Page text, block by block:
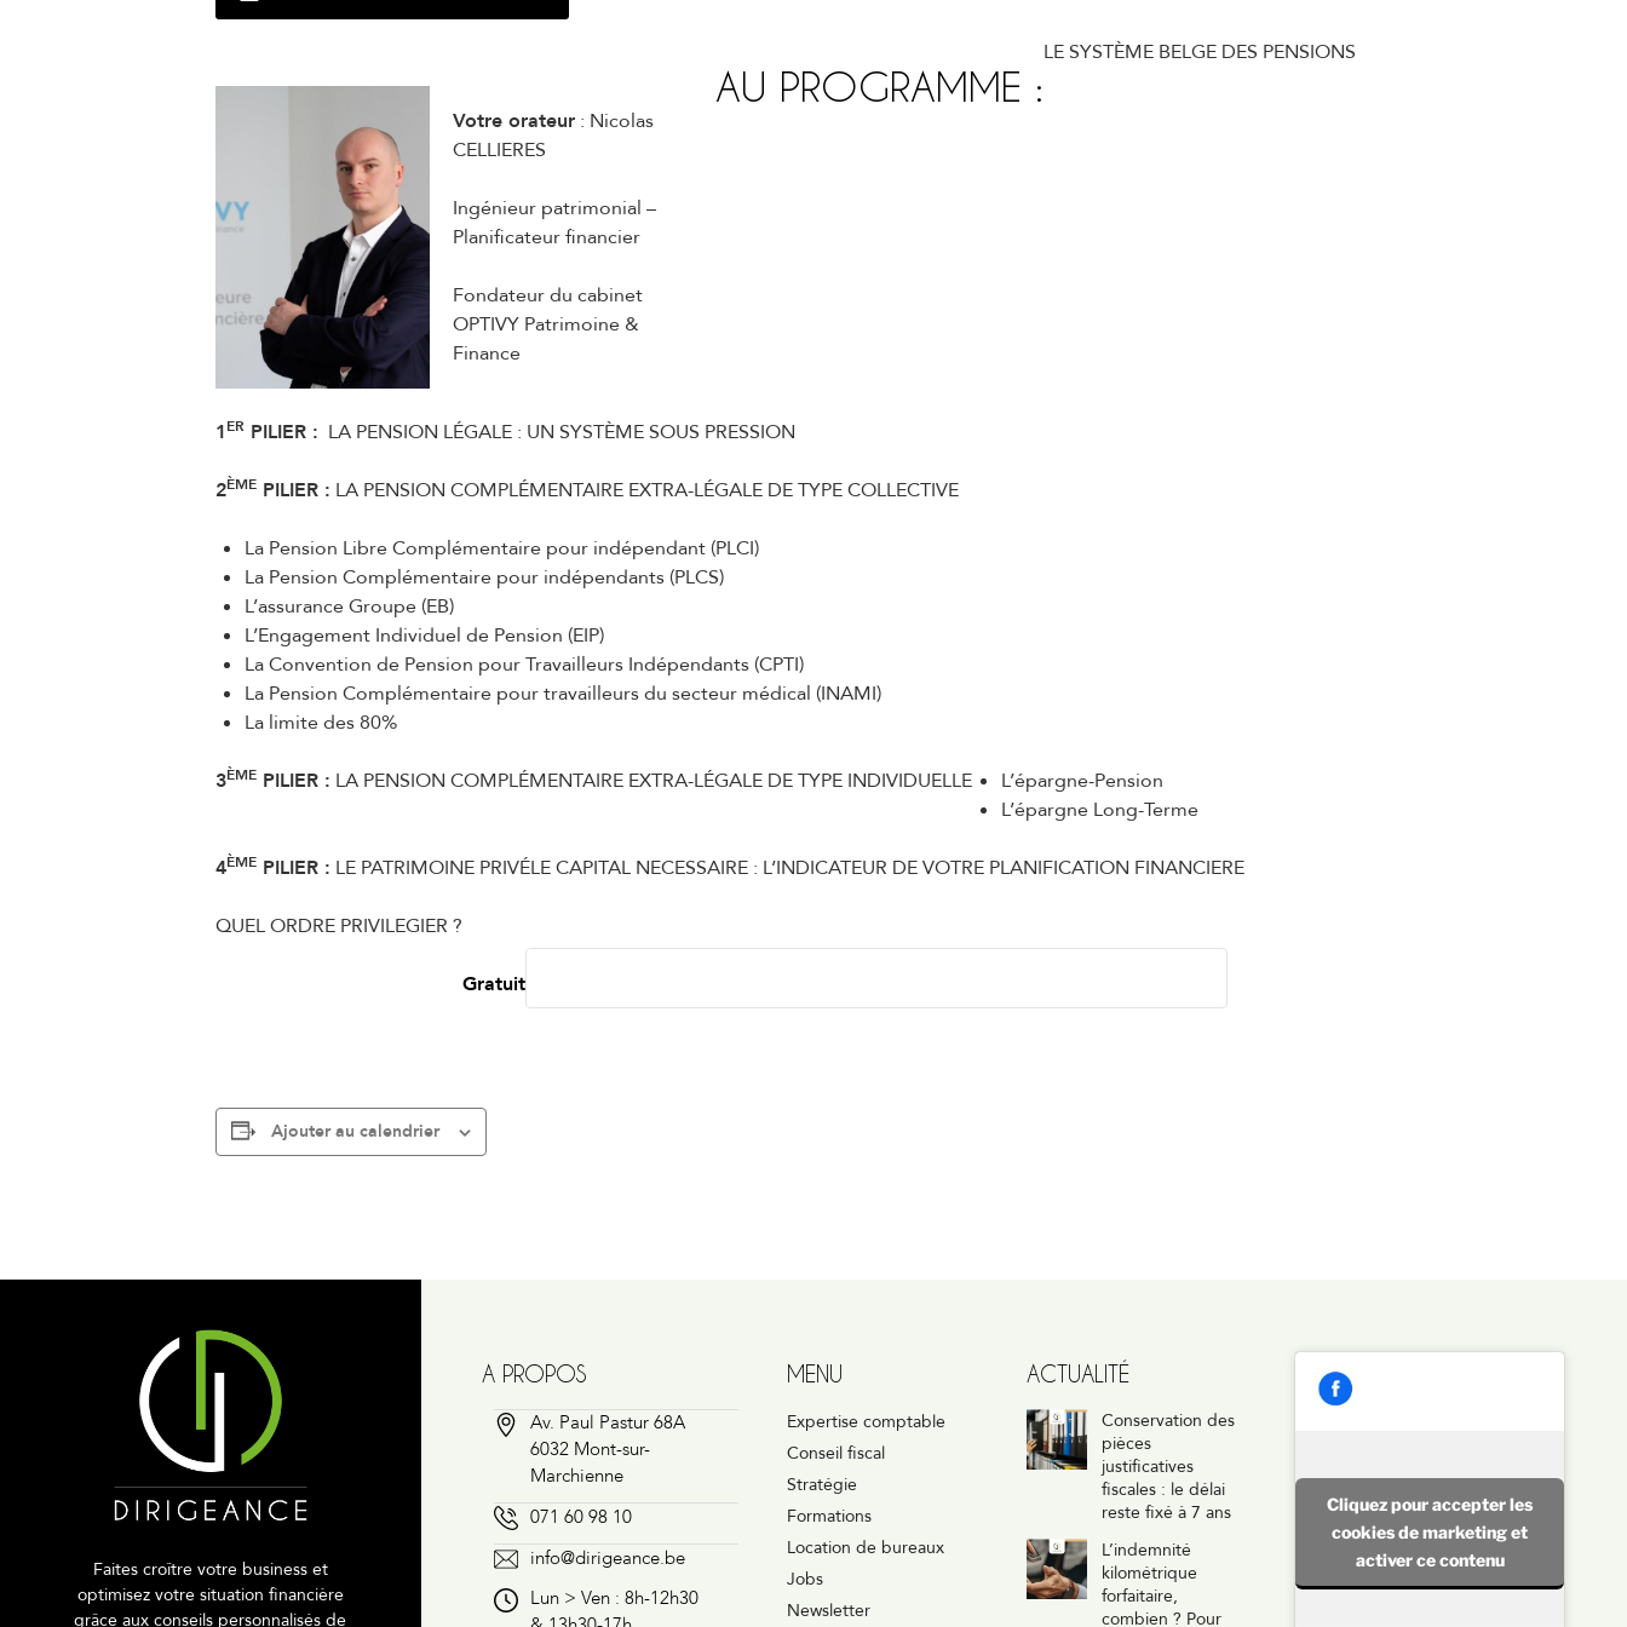
Votre orateur : Nicolas
CELLIERES
Ingénieur patrimonial –
Planificateur financier
Fondateur du cabinet
OPTIVY Patrimoine &
Finance
AU PROGRAMME :
LE SYSTÈME BELGE DES PENSIONS
1ER PILIER : LA PENSION LÉGALE : UN SYSTÈME SOUS PRESSION
2ÈME PILIER : LA PENSION COMPLÉMENTAIRE EXTRA-LÉGALE DE TYPE COLLECTIVE
La Pension Libre Complémentaire pour indépendant (PLCI)
La Pension Complémentaire pour indépendants (PLCS)
L’assurance Groupe (EB)
L’Engagement Individuel de Pension (EIP)
La Convention de Pension pour Travailleurs Indépendants (CPTI)
La Pension Complémentaire pour travailleurs du secteur médical (INAMI)
La limite des 80%
3ÈME PILIER : LA PENSION COMPLÉMENTAIRE EXTRA-LÉGALE DE TYPE INDIVIDUELLE
L’épargne-Pension
L’épargne Long-Terme
4ÈME PILIER : LE PATRIMOINE PRIVÉLE CAPITAL NECESSAIRE : L’INDICATEUR DE VOTRE PLANIFICATION FINANCIERE
QUEL ORDRE PRIVILEGIER ?
Gratuit
Ajouter au calendrier
Faites croître votre business et
optimisez votre situation financière
grâce aux conseils personnalisés de
A PROPOS
Av. Paul Pastur 68A
6032 Mont-sur-
Marchienne
071 60 98 10
info@dirigeance.be
Lun > Ven : 8h-12h30
MENU
Expertise comptable
Conseil fiscal
Stratégie
Formations
Location de bureaux
Jobs
Newsletter
ACTUALITÉ
Conservation des
pièces
justificatives
fiscales : le délai
reste fixé à 7 ans
L’indemnité
kilométrique
forfaitaire,
combien ? Pour
Cliquez pour accepter les
cookies de marketing et
activer ce contenu